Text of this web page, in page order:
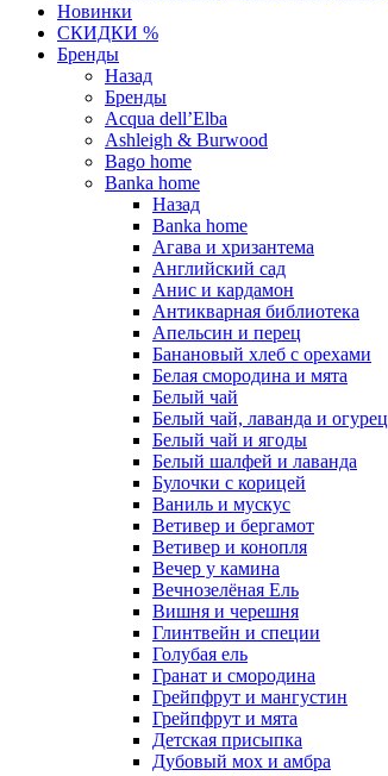
Новинки
СКИДКИ %
Бренды
Назад
Бренды
Acqua dell’Elba
Ashleigh & Burwood
Bago home
Banka home
Назад
Banka home
Агава и хризантема
Английский сад
Анис и кардамон
Антикварная библиотека
Апельсин и перец
Банановый хлеб с орехами
Белая смородина и мята
Белый чай
Белый чай, лаванда и огурец
Белый чай и ягоды
Белый шалфей и лаванда
Булочки с корицей
Ваниль и мускус
Ветивер и бергамот
Ветивер и конопля
Вечер у камина
Вечнозелёная Ель
Вишня и черешня
Глинтвейн и специи
Голубая ель
Гранат и смородина
Грейпфрут и мангустин
Грейпфрут и мята
Детская присыпка
Дубовый мох и амбра